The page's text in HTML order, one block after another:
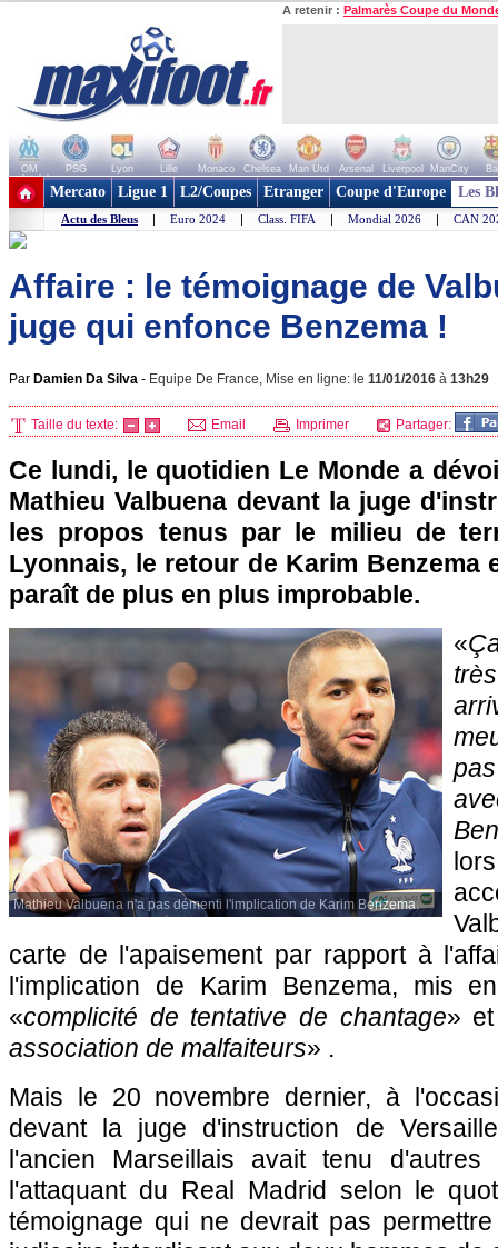
A retenir : Palmarès Coupe du
OM PSG Lyon Lille Monaco Chelsea Man Utd Arsenal Liverpool ManCity
+ de clubs
Mercato Ligue 1 L2/Coupes Etranger Coupe d'Europe Les
Actu des Bleus | Euro 2024 | Class. FIFA | Mondial 2026 | CAN
Affaire : le témoignage de
juge qui enfonce Benzema !
Par Damien Da Silva - Equipe De France, Mise en ligne: le 11/01/2016 à 13h29
Taille du texte: Email Imprimer Partager:
Ce lundi, le quotidien Le Monde a
Mathieu Valbuena devant la juge
les propos tenus par le milieu de
Lyonnais, le retour de Karim Benzema
paraît de plus en plus improbable.
Mathieu Valbuena n'a pas démenti l'implication de Karim Benzema.
«
carte de l'apaisement par rapport à
l'implication de Karim Benzema, mis
«complicité de tentative de chantage»
association de malfaiteurs» .
Mais le 20 novembre dernier, à
devant la juge d'instruction de
l'ancien Marseillais avait tenu
l'attaquant du Real Madrid selon le
témoignage qui ne devrait pas